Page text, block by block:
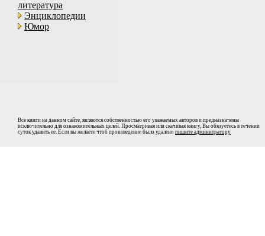
литература
Энциклопедии
Юмор
Все книги на данном сайте, являются собственностью его уважаемых авторов и предназначены
исключительно для ознакомительных целей. Просматривая или скачивая книгу, Вы обязуетесь в течении
суток удалить ее. Если вы желаете чтоб произведение было удалено пишите админитратору